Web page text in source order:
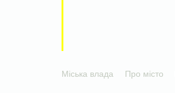
Міська влада Про місто